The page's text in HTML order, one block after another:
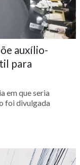
auxílio-
para
em que seria
foi divulgada